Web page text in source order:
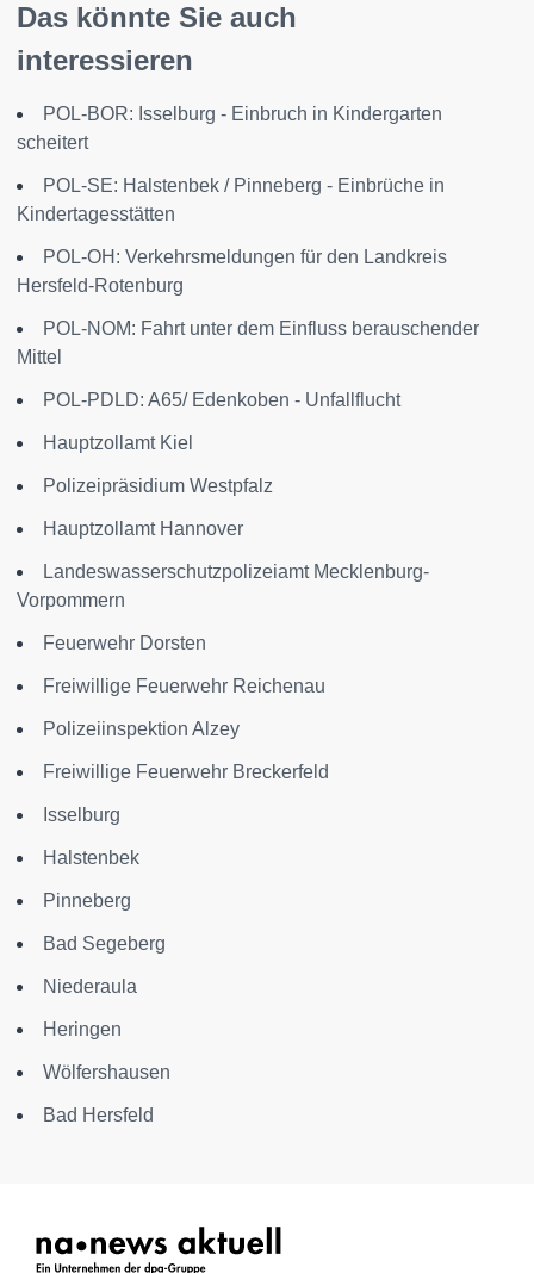
Das könnte Sie auch
interessieren
POL-BOR: Isselburg - Einbruch in Kindergarten
scheitert
POL-SE: Halstenbek / Pinneberg - Einbrüche in
Kindertagesstätten
POL-OH: Verkehrsmeldungen für den Landkreis
Hersfeld-Rotenburg
POL-NOM: Fahrt unter dem Einfluss berauschender
Mittel
POL-PDLD: A65/ Edenkoben - Unfallflucht
Hauptzollamt Kiel
Polizeipräsidium Westpfalz
Hauptzollamt Hannover
Landeswasserschutzpolizeiamt Mecklenburg-
Vorpommern
Feuerwehr Dorsten
Freiwillige Feuerwehr Reichenau
Polizeiinspektion Alzey
Freiwillige Feuerwehr Breckerfeld
Isselburg
Halstenbek
Pinneberg
Bad Segeberg
Niederaula
Heringen
Wölfershausen
Bad Hersfeld